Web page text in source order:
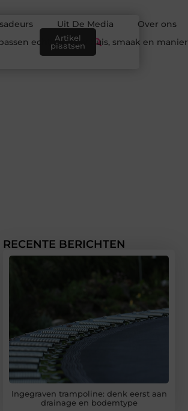
Uit De Media
Over ons
echt bij jouw huis, smaak en
Artikel
plaatsen
RECENTE BERICHTEN
Ingegraven trampoline: denk eerst aan
drainage en bodemtype